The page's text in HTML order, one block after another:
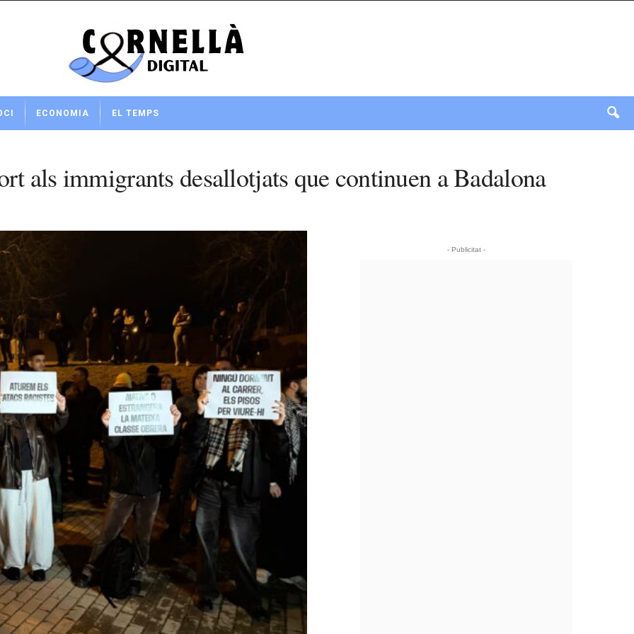
ECONOMIA EL TEMPS
als immigrants desallotjats que continuen a Badalona
- Publicitat -